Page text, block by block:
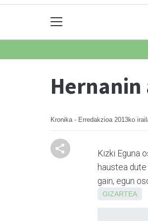
Kronika - Erredakzioa 2013ko
Kizki Eguna
haustea
gain, egun
GIZARTEA